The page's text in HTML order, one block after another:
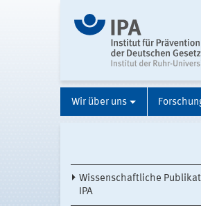
Wir über uns
Wissenschaftliche
IPA